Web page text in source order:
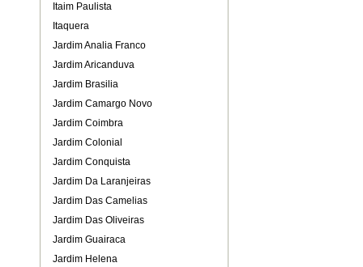
Itaim Paulista
Itaquera
Jardim Analia Franco
Jardim Aricanduva
Jardim Brasilia
Jardim Camargo Novo
Jardim Coimbra
Jardim Colonial
Jardim Conquista
Jardim Da Laranjeiras
Jardim Das Camelias
Jardim Das Oliveiras
Jardim Guairaca
Jardim Helena